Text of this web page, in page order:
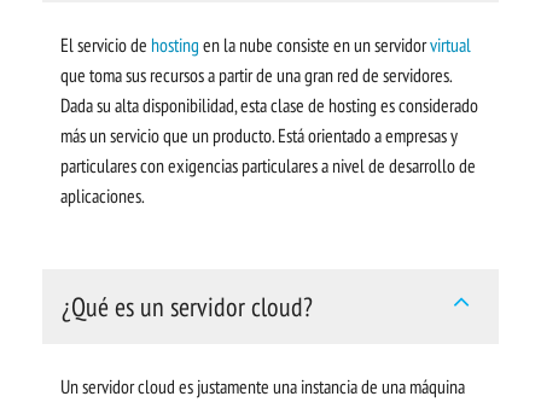
El servicio de hosting en la nube consiste en un servidorvirtual
que toma sus recursos a partir de una gran red de servidores.
Dada su alta disponibilidad, esta clase de hosting es considerado
más un servicio que un producto. Está orientado a empresas y
particulares con exigencias particulares a nivel de desarrollo de
aplicaciones.
¿Qué es un servidor cloud?
Un servidor cloud es justamente una instancia de una máquina